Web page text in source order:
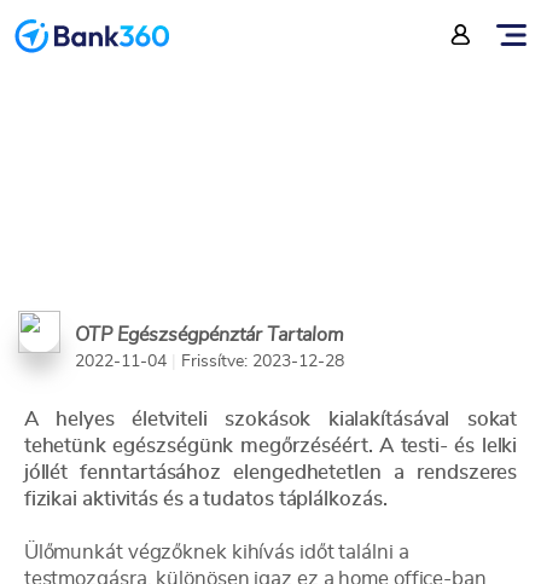
kedvezménnyel
OTP Egészségpénztár Tartalom
2022-11-04 Frissítve: 2023-12-28
A helyes életviteli szokások kialakításával sokat
tehetünk egészségünk megőrzéséért. A testi- és lelki
jóllét fenntartásához elengedhetetlen a rendszeres
fizikai aktivitás és a tudatos táplálkozás.
Ülőmunkát végzőknek kihívás időt találni a
testmozgásra, különösen igaz ez a home office-ban